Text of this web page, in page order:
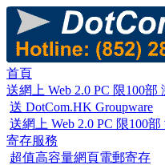
首頁
送網上 Web 2.0 PC 限100部
送 DotCom.HK Groupware
送網上 Web 2.0 PC 限100
寄存服務
超值高容量網頁電郵寄存